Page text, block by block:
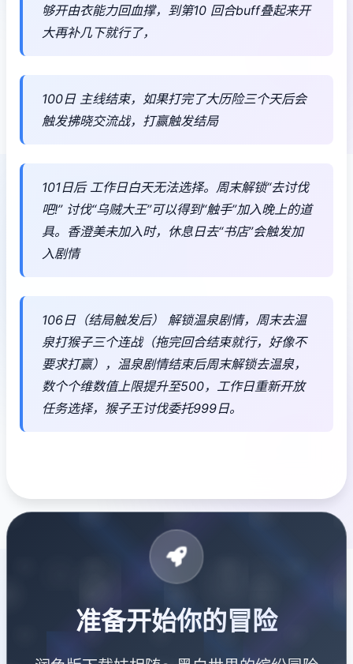
够开由衣能力回血撑，到第10 回合buff叠起来开
大再补几下就行了，
100日 主线结束，如果打完了大历险三个天后会
触发拂晓交流战，打赢触发结局
101日后 工作日白天无法选择。周末解锁“去讨伐
吧!” 讨伐“乌贼大王”可以得到“触手”加入晚上的道
具。香澄美未加入时，休息日去“书店”会触发加
入剧情
106日（结局触发后） 解锁温泉剧情，周末去温
泉打猴子三个连战（拖完回合结束就行，好像不
要求打赢），温泉剧情结束后周末解锁去温泉，
数个个维数值上限提升至500，工作日重新开放
任务选择，猴子王讨伐委托999日。
准备开始你的冒险